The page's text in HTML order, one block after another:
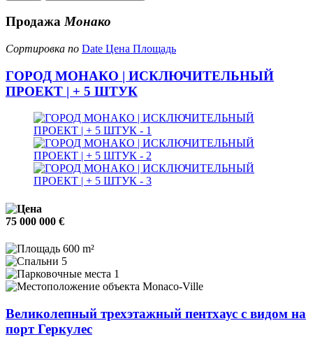
Продажа Монако
Сортировка по Date Цена Площадь
ГОРОД МОНАКО | ИСКЛЮЧИТЕЛЬНЫЙ
ПРОЕКТ | + 5 ШТУК
75 000 000 €
600 m²
5
1
Monaco-Ville
Великолепный трехэтажный пентхаус с видом на
порт Геркулес